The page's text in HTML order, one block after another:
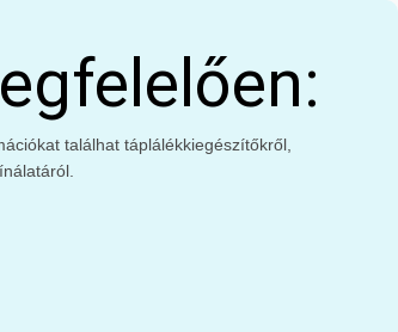
találhat táplálékkiegészítőkről,